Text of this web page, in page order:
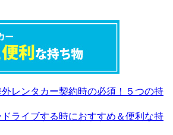
レンタカー契約時の必須！５つの持
ライブする時におすすめ＆便利な持